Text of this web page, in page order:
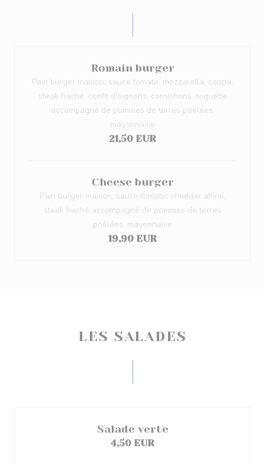
Romain burger
Pain burger maison, sauce tomate, mozzarella, coppa,
steak haché, confit d'oignons, cornichons, roquette
accompagné de pommes de terres poêlées,
mayonnaise
21,50 EUR
Cheese burger
Pain burger maison, sauce tomate, cheddar affiné,
steak haché accompagné de pommes de terres
poêlées, mayonnaise
19,90 EUR
LES SALADES
Salade verte
4,50 EUR